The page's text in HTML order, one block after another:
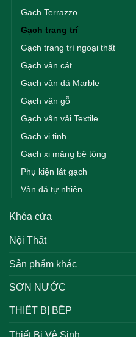
Gạch Terrazzo
Gạch trang trí
Gạch trang trí ngoại thất
Gạch vân cát
Gạch vân đá Marble
Gạch vân gỗ
Gạch vân vải Textile
Gạch vi tinh
Gạch xi măng bê tông
Phụ kiện lát gạch
Vân đá tự nhiên
Khóa cửa
Nội Thất
Sản phẩm khác
SƠN NƯỚC
THIẾT BỊ BẾP